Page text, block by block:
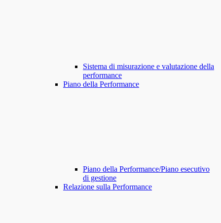
Sistema di misurazione e valutazione della
performance
Piano della Performance
Piano della Performance/Piano esecutivo
di gestione
Relazione sulla Performance